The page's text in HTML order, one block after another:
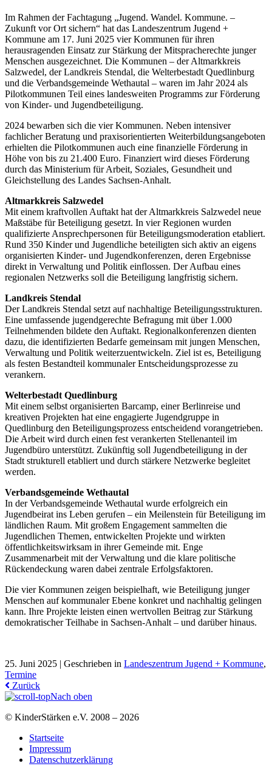
Im Rahmen der Fachtagung „Jugend. Wandel. Kommune. –
Zukunft vor Ort sichern“ hat das Landeszentrum Jugend +
Kommune am 17. Juni 2025 vier Kommunen für ihren
herausragenden Einsatz zur Stärkung der Mitspracherechte junger
Menschen ausgezeichnet. Die Kommunen – der Altmarkkreis
Salzwedel, der Landkreis Stendal, die Welterbestadt Quedlinburg
und die Verbandsgemeinde Wethautal – waren im Jahr 2024 als
Pilotkommunen Teil eines landesweiten Programms zur Förderung
von Kinder- und Jugendbeteiligung.
2024 bewarben sich die vier Kommunen. Neben intensiver
fachlicher Beratung und praxisorientierten Weiterbildungsangeboten
erhielten die Pilotkommunen auch eine finanzielle Förderung in
Höhe von bis zu 21.400 Euro. Finanziert wird dieses Förderung
durch das Ministerium für Arbeit, Soziales, Gesundheit und
Gleichstellung des Landes Sachsen-Anhalt.
Altmarkkreis Salzwedel
Mit einem kraftvollen Auftakt hat der Altmarkkreis Salzwedel neue
Maßstäbe für Beteiligung gesetzt. In vier Regionen wurden
qualifizierte Ansprechpersonen für Beteiligungsmoderation etabliert.
Rund 350 Kinder und Jugendliche beteiligten sich aktiv an eigens
organisierten Kinder- und Jugendkonferenzen, deren Ergebnisse
direkt in Verwaltung und Politik einflossen. Der Aufbau eines
regionalen Netzwerks soll die Beteiligung langfristig sichern.
Landkreis Stendal
Der Landkreis Stendal setzt auf nachhaltige Beteiligungsstrukturen.
Eine umfassende jugendgerechte Befragung mit über 1.000
Teilnehmenden bildete den Auftakt. Regionalkonferenzen dienten
dazu, die identifizierten Bedarfe gemeinsam mit jungen Menschen,
Verwaltung und Politik weiterzuentwickeln. Ziel ist es, Beteiligung
als festen Bestandteil kommunaler Entscheidungsprozesse zu
verankern.
Welterbestadt Quedlinburg
Mit einem selbst organisierten Barcamp, einer Berlinreise und
kreativen Projekten hat eine engagierte Jugendgruppe in
Quedlinburg den Beteiligungsprozess entscheidend vorangetrieben.
Die Arbeit wird durch einen fest verankerten Stellenanteil im
Jugendbüro unterstützt. Zukünftig soll Jugendbeteiligung in der
Stadt strukturell etabliert und durch stärkere Netzwerke begleitet
werden.
Verbandsgemeinde Wethautal
In der Verbandsgemeinde Wethautal wurde erfolgreich ein
Jugendbeirat ins Leben gerufen – ein Meilenstein für Beteiligung im
ländlichen Raum. Mit großem Engagement sammelten die
Jugendlichen Themen, entwickelten Projekte und wirkten
öffentlichkeitswirksam in ihrer Gemeinde mit. Enge
Zusammenarbeit mit der Verwaltung und die klare politische
Rückendeckung waren dabei zentrale Erfolgsfaktoren.
Die vier Kommunen zeigen beispielhaft, wie Beteiligung junger
Menschen auf kommunaler Ebene konkret und nachhaltig gelingen
kann. Ihre Projekte leisten einen wertvollen Beitrag zur Stärkung
demokratischer Teilhabe in Sachsen-Anhalt – und darüber hinaus.
25. Juni 2025 | Geschrieben in Landeszentrum Jugend + Kommune,
Termine
Zurück
Nach oben
© KinderStärken e.V. 2008 – 2026
Startseite
Impressum
Datenschutzerklärung